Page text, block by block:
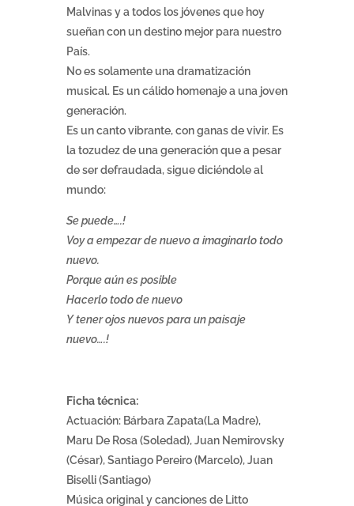
Malvinas y a todos los jóvenes que hoy
sueñan con un destino mejor para nuestro
País.
No es solamente una dramatización
musical. Es un cálido homenaje a una joven
generación.
Es un canto vibrante, con ganas de vivir. Es
la tozudez de una generación que a pesar
de ser defraudada, sigue diciéndole al
mundo:
Se puede….!
Voy a empezar de nuevo a imaginarlo todo
nuevo.
Porque aún es posible
Hacerlo todo de nuevo
Y tener ojos nuevos para un paisaje
nuevo….!
Ficha técnica:
Actuación: Bárbara Zapata(La Madre),
Maru De Rosa (Soledad), Juan Nemirovsky
(César), Santiago Pereiro (Marcelo), Juan
Biselli (Santiago)
Música original y canciones de Litto